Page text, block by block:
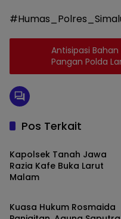
Antisipasi
Pangan Polda
Pos Terkait
Simalungun
Kapolsek Tanah Jawa
Razia Kafe Buka Larut
Malam
Simalungun
Kuasa Hukum Rosmaida